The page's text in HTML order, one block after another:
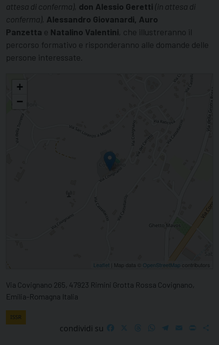
attesa di conferma), don Alessio Geretti (in attesa di
conferma), Alessandro Giovanardi, Auro
Panzetta e Natalino Valentini, che illustreranno il
percorso formativo e risponderanno alle domande delle
persone interessate.
+
−
Leaflet | Map data © OpenStreetMap contributors
Via Covignano 265, 47923 Rimini Grotta Rossa Covignano,
Emilia-Romagna Italia
ISSR
condividi su FacebookThreadsWhatsApp
Telegram
EmailPrint